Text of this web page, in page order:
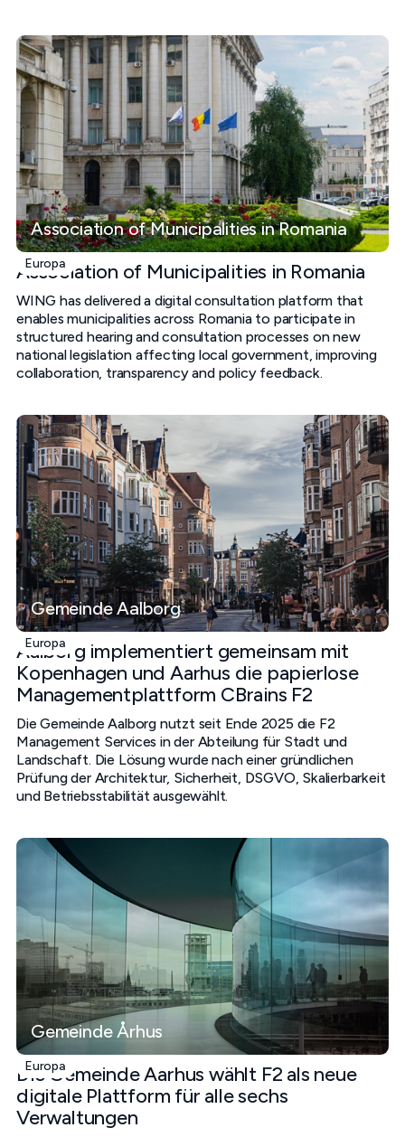
Association of Municipalities in Romania
Europa
Association of Municipalities in Romania
WING has delivered a digital consultation platform that
enables municipalities across Romania to participate in
structured hearing and consultation processes on new
national legislation affecting local government, improving
collaboration, transparency and policy feedback.
Gemeinde Aalborg
Europa
Aalborg implementiert gemeinsam mit
Kopenhagen und Aarhus die papierlose
Managementplattform CBrains F2
Die Gemeinde Aalborg nutzt seit Ende 2025 die F2
Management Services in der Abteilung für Stadt und
Landschaft. Die Lösung wurde nach einer gründlichen
Prüfung der Architektur, Sicherheit, DSGVO, Skalierbarkeit
und Betriebsstabilität ausgewählt.
Gemeinde Århus
Europa
Die Gemeinde Aarhus wählt F2 als neue
digitale Plattform für alle sechs
Verwaltungen